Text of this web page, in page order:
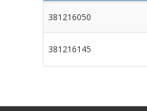
381216050
381216145